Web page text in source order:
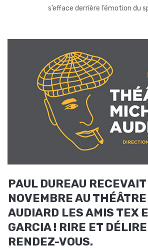
s’efface derrière l’émotion du
PAUL DUREAU
NOVEMBRE AU
AUDIARD LES AMIS TEX
GARCIA ! RIRE ET
RENDEZ-VOUS.